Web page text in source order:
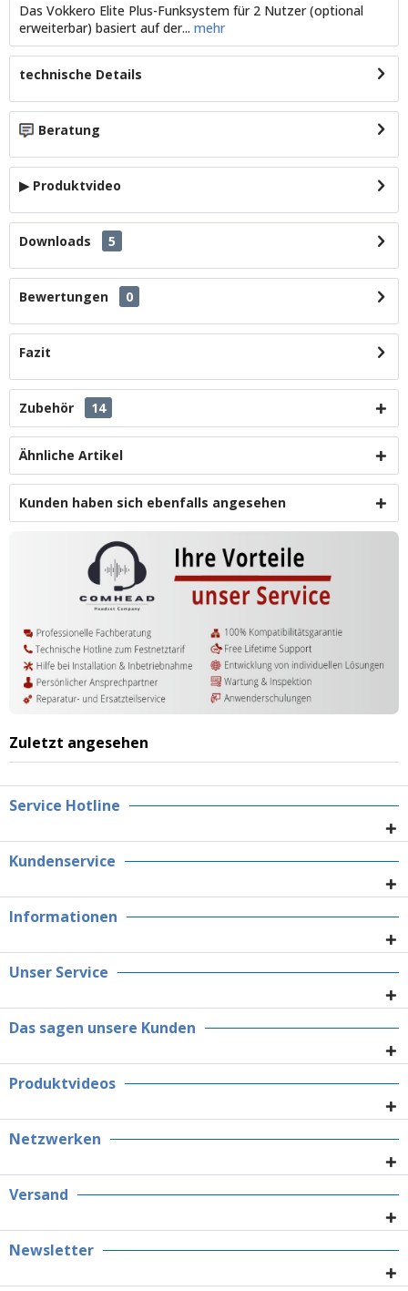
Das Vokkero Elite Plus-Funksystem für 2 Nutzer (optional
erweiterbar) basiert auf der... mehr
technische Details
Beratung
▶ Produktvideo
Downloads 5
Bewertungen 0
Fazit
Zubehör 14
Ähnliche Artikel
Kunden haben sich ebenfalls angesehen
Zuletzt angesehen
Service Hotline
Kundenservice
Informationen
Unser Service
Das sagen unsere Kunden
Produktvideos
Netzwerken
Versand
Newsletter